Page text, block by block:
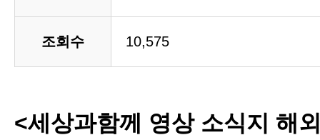
조회수 10,575
<세상과함께 영상 소식지 해